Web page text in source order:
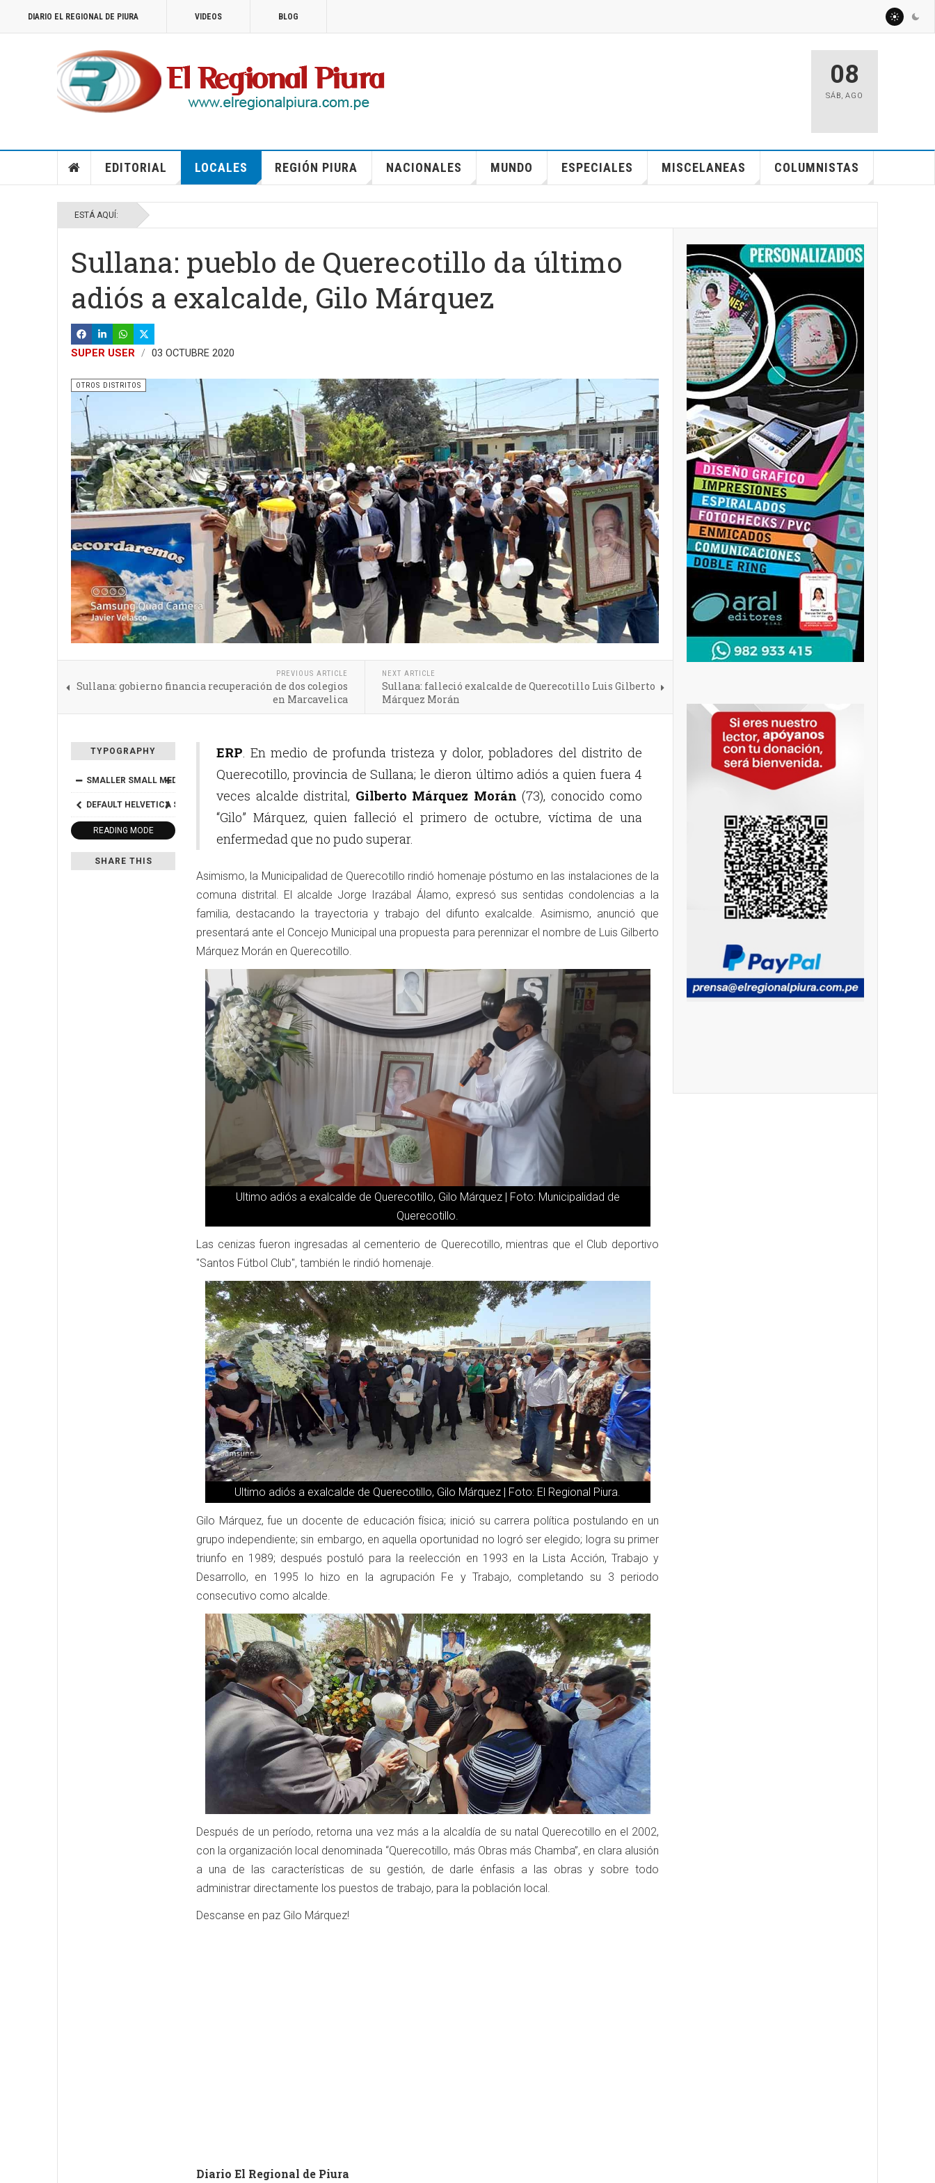
DIARIO EL REGIONAL DE PIURA VIDEOS BLOG
08
SÁB, AGO
EDITORIAL LOCALES REGIÓN PIURA NACIONALES MUNDO ESPECIALES MISCELANEAS COLUMNISTAS
ESTÁ AQUÍ:
Sullana: pueblo de Querecotillo da último
adiós a exalcalde, Gilo Márquez
SUPER USER 03 OCTUBRE 2020
OTROS DISTRITOS
PREVIOUS ARTICLE
Sullana: gobierno financia recuperación de dos colegios
en Marcavelica
NEXT ARTICLE
Sullana: falleció exalcalde de Querecotillo Luis Gilberto
Márquez Morán
TYPOGRAPHY
SMALLER SMALL MEDIUM BIGGER
DEFAULT HELVETICA SEGOE
READING MODE
SHARE THIS
ERP. En medio de profunda tristeza y dolor, pobladores del distrito de
Querecotillo, provincia de Sullana; le dieron último adiós a quien fuera 4
veces alcalde distrital, Gilberto Márquez Morán (73), conocido como
“Gilo” Márquez, quien falleció el primero de octubre, víctima de una
enfermedad que no pudo superar.
Asimismo, la Municipalidad de Querecotillo rindió homenaje póstumo en las instalaciones de la
comuna distrital. El alcalde Jorge Irazábal Álamo, expresó sus sentidas condolencias a la
familia, destacando la trayectoria y trabajo del difunto exalcalde. Asimismo, anunció que
presentará ante el Concejo Municipal una propuesta para perennizar el nombre de Luis Gilberto
Márquez Morán en Querecotillo.
Ultimo adiós a exalcalde de Querecotillo, Gilo Márquez | Foto: Municipalidad de
Querecotillo.
Las cenizas fueron ingresadas al cementerio de Querecotillo, mientras que el Club deportivo
"Santos Fútbol Club", también le rindió homenaje.
Ultimo adiós a exalcalde de Querecotillo, Gilo Márquez | Foto: El Regional Piura.
Gilo Márquez, fue un docente de educación física; inició su carrera política postulando en un
grupo independiente; sin embargo, en aquella oportunidad no logró ser elegido; logra su primer
triunfo en 1989; después postuló para la reelección en 1993 en la Lista Acción, Trabajo y
Desarrollo, en 1995 lo hizo en la agrupación Fe y Trabajo, completando su 3 periodo
consecutivo como alcalde.
Después de un período, retorna una vez más a la alcaldía de su natal Querecotillo en el 2002,
con la organización local denominada “Querecotillo, más Obras más Chamba”, en clara alusión
a una de las características de su gestión, de darle énfasis a las obras y sobre todo
administrar directamente los puestos de trabajo, para la población local.
Descanse en paz Gilo Márquez!
Diario El Regional de Piura